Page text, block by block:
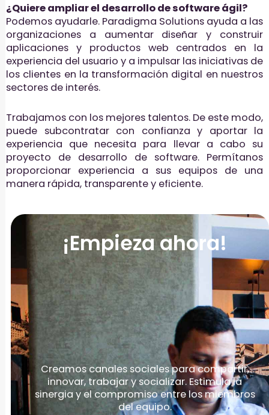
¿Quiere ampliar el desarrollo de software ágil?
Podemos ayudarle. Paradigma Solutions ayuda a las
organizaciones a aumentar diseñar y construir
aplicaciones y productos web centrados en la
experiencia del usuario y a impulsar las iniciativas de
los clientes en la transformación digital en nuestros
sectores de interés.
Trabajamos con los mejores talentos. De este modo,
puede subcontratar con confianza y aportar la
experiencia que necesita para llevar a cabo su
proyecto de desarrollo de software. Permítanos
proporcionar experiencia a sus equipos de una
manera rápida, transparente y eficiente.
¡Empieza ahora!
Creamos canales sociales para compartir,
innovar, trabajar y socializar. Estimula la
sinergia y el compromiso entre los miembros
del equipo.